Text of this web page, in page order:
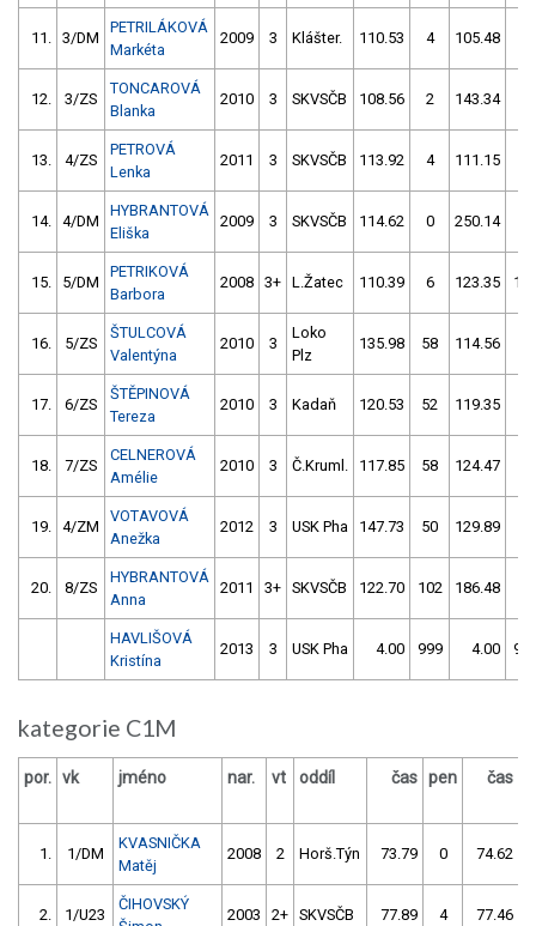
11. 3/DM
PETRILÁKOVÁ
Markéta
2009 3 Klášter. 110.53 4 105.48
12. 3/ZS
TONCAROVÁ
Blanka
2010 3 SKVSČB 108.56 2 143.34
13. 4/ZS
PETROVÁ
Lenka
2011 3 SKVSČB 113.92 4 111.15
14. 4/DM
HYBRANTOVÁ
Eliška
2009 3 SKVSČB 114.62 0 250.14
15. 5/DM
PETRIKOVÁ
Barbora
2008 3+ L.Žatec 110.39 6 123.35
16. 5/ZS
ŠTULCOVÁ
Valentýna
2010 3
Loko
Plz
135.98 58 114.56
17. 6/ZS
ŠTĚPINOVÁ
Tereza
2010 3 Kadaň 120.53 52 119.35
18. 7/ZS
CELNEROVÁ
Amélie
2010 3 Č.Kruml. 117.85 58 124.47
19. 4/ZM
VOTAVOVÁ
Anežka
2012 3 USK Pha 147.73 50 129.89
20. 8/ZS
HYBRANTOVÁ
Anna
2011 3+ SKVSČB 122.70 102 186.48
HAVLIŠOVÁ
Kristína
2013 3 USK Pha 4.00 999 4.00
kategorie C1M
por. vk jméno nar. vt oddíl čas pen čas
1. 1/DM
KVASNIČKA
Matěj
2008 2 Horš.Týn 73.79 0 74.62
2. 1/U23
ČIHOVSKÝ
2003 2+ SKVSČB 77.89 4 77.46